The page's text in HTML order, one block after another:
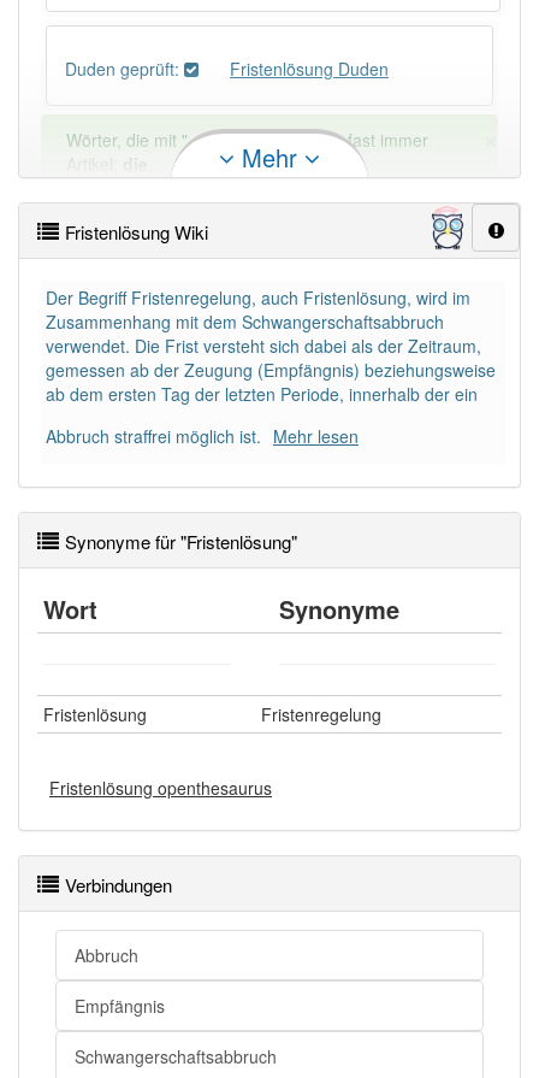
Duden geprüft: Fristenlösung Duden
Wörter, die mit "-ung" enden, haben fast immer
Artikel:
die
Ausnahmen
Beispiele
DIE:11 043
DAS:2Ausnahmen Beispiele
PowerIndex: 3
Wörter mit Endung-fristenlösung
Wörter mit Endung -fristenlösungaber mit einem
anderen Artikel
korrekt erraten.
Mehr
Fristenlösung Wiki
Der Begriff Fristenregelung, auch Fristenlösung, wird im
Zusammenhang mit dem Schwangerschaftsabbruch
verwendet. Die Frist versteht sich dabei als der Zeitraum,
gemessen ab der Zeugung (Empfängnis) beziehungsweise
ab dem ersten Tag der letzten Periode, innerhalb der ein
Abbruch straffrei möglich ist. Mehr lesen
Synonyme für "Fristenlösung"
Wort Synonyme
Fristenlösung Fristenregelung
Fristenlösung openthesaurus
Verbindungen
Abbruch
Empfängnis
Schwangerschaftsabbruch